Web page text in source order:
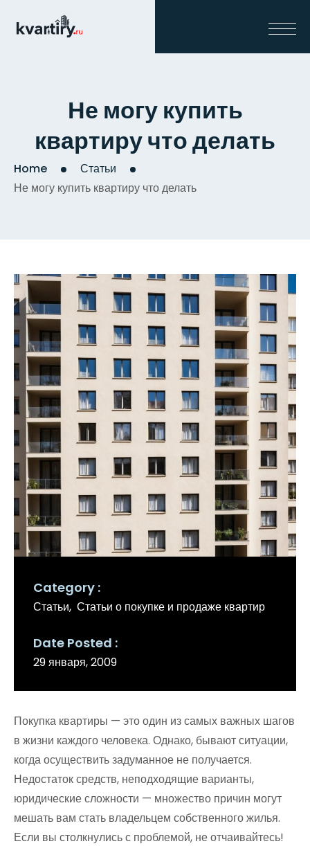
Не могу купить
квартиру что делать
Home
Статьи
Не могу купить квартиру что делать
Category
Статьи Статьи о покупке и продаже квартир
Date Posted
29 января, 2009
Покупка квартиры — это один из самых важных шагов
в жизни каждого человека. Однако, бывают ситуации,
когда осуществить задуманное не получается.
Недостаток средств, неподходящие варианты,
юридические сложности — множество причин могут
мешать вам стать владельцем собственного жилья.
Если вы столкнулись с проблемой, не отчаивайтесь!